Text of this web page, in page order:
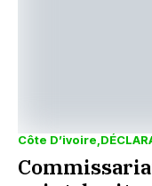
Côte D’ivoire